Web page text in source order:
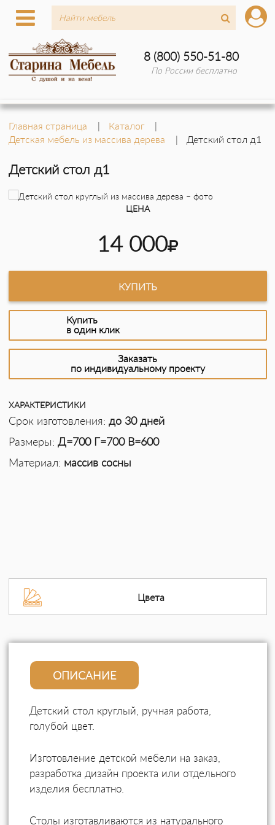
8 (800) 550-51-80
По России бесплатно
Главная страница
Каталог
Детская мебель из массива дерева
Детский стол д1
Детский стол д1
ЦЕНА
14 000
КУПИТЬ
Купить
в один клик
Заказать
по индивидуальному проекту
ХАРАКТЕРИСТИКИ
Срок изготовления: до 30 дней
Размеры: Д=700 Г=700 В=600
Материал: массив сосны
Цвета
ОПИСАНИЕ
Детский стол круглый, ручная работа,
голубой цвет.
Изготовление детской мебели на заказ,
разработка дизайн проекта или отдельного
изделия бесплатно.
Столы изготавливаются из натурального